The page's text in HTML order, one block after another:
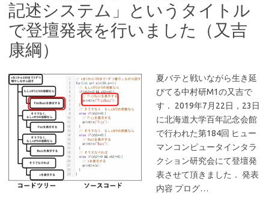
記述システム」というタイトル
で登壇発表を行いました（又吉
康綱）
夏バテと戦いながら生き延
びてる中村研M1の又吉で
す． 2019年7月22日，23日
に北海道大学百年記念会館
で行われた第184回 ヒュー
マンコンピュータインタラ
クション研究会にて登壇発
表させて頂きました． 発表
内容 プログ…